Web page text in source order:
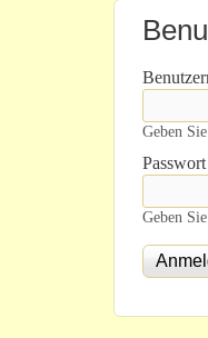
Geben
Passwort
Geben